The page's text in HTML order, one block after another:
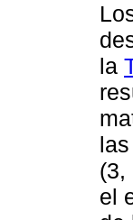
la
(3,
el